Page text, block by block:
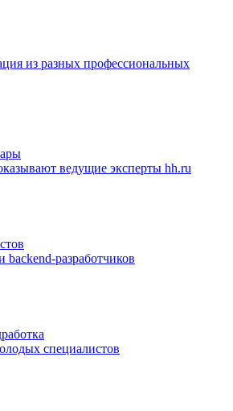
из разных профессиональных
ведущие эксперты hh.ru
backend-разработчиков
специалистов